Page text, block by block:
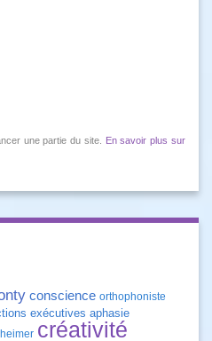
une partie du site.
En savoir plus sur
conscience orthophoniste
exécutives aphasie
créativité